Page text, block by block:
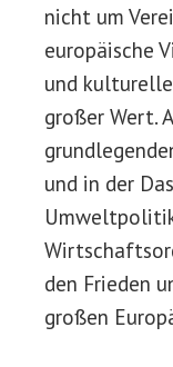
nicht um
europäische
und
großer Wert.
und in der
den Frieden
großen